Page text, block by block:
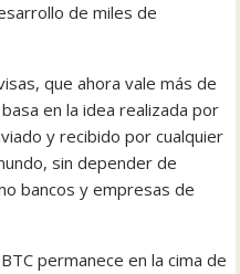
de miles de
que ahora vale más de
en la idea realizada por
y recibido por cualquier
sin depender de
bancos y empresas de
permanece en la cima de